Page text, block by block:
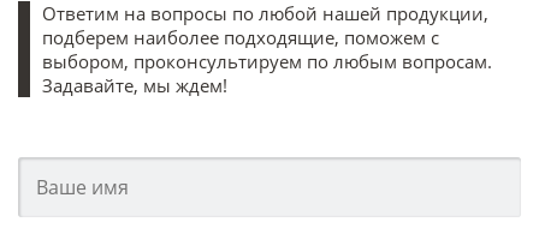
Ответим на вопросы по любой нашей продукции,
подберем наиболее подходящие, поможем с
выбором, проконсультируем по любым вопросам.
Задавайте, мы ждем!